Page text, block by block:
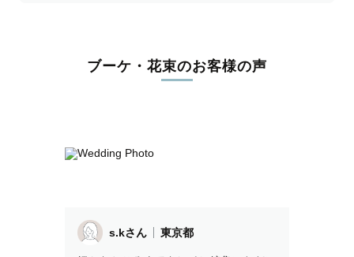
ブーケ・花束のお客様の声
s.kさん 東京都